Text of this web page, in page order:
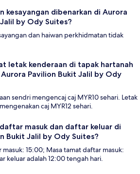
kesayangan dibenarkan di Aurora
by Ody Suites?
dan haiwan perkhidmatan tidak
letak kenderaan di tapak hartanah
Pavilion Bukit Jalil by Ody
sendri mengencaj caj MYR10 sehari. Letak
caj MYR12 sehari.
masuk dan daftar keluar di
Bukit Jalil by Ody Suites?
masuk: 15:00; Masa tamat daftar masuk:
keluar adalah 12:00 tengah hari.